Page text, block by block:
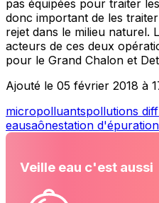
pas équipées pour traiter
donc important de les
rejet dans le milieu naturel.
acteurs de ces deux
pour le Grand Chalon et
Ajouté le 05 février 2018 à
micropolluantspollutions
eausaônestation d'épuration
Veille eau c'est aussi